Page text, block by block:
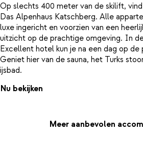
Op slechts 400 meter van de skilift,
Das Alpenhaus Katschberg. Alle
luxe ingericht en voorzien van een
uitzicht op de prachtige omgeving. In
Excellent hotel kun je na een dag op de
Geniet hier van de sauna, het Turks
ijsbad.
Nu bekijken
Meer aanbevolen